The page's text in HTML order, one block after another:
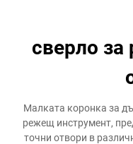
сверло за
Малката коронка за
режещ инструмент,
точни отвори в